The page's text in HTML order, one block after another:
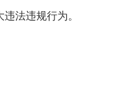
违法违规行为。